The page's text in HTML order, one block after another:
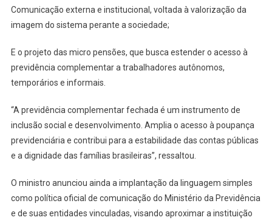
Comunicação externa e institucional, voltada à valorização da
imagem do sistema perante a sociedade;
E o projeto das micro pensões, que busca estender o acesso à
previdência complementar a trabalhadores autônomos,
temporários e informais.
“A previdência complementar fechada é um instrumento de
inclusão social e desenvolvimento. Amplia o acesso à poupança
previdenciária e contribui para a estabilidade das contas públicas
e a dignidade das famílias brasileiras”, ressaltou.
O ministro anunciou ainda a implantação da linguagem simples
como política oficial de comunicação do Ministério da Previdência
e de suas entidades vinculadas, visando aproximar a instituição